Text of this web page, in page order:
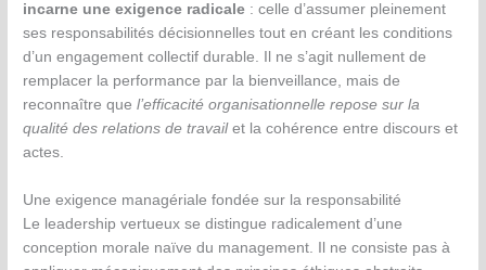
incarne une exigence radicale : celle d’assumer pleinement
ses responsabilités décisionnelles tout en créant les conditions
d’un engagement collectif durable. Il ne s’agit nullement de
remplacer la performance par la bienveillance, mais de
reconnaître quel’efficacité organisationnelle repose sur la
qualité des relations de travailet la cohérence entre discours et
actes.
Une exigence managériale fondée sur la responsabilité
Le leadership vertueux se distingue radicalement d’une
conception morale naïve du management. Il ne consiste pas à